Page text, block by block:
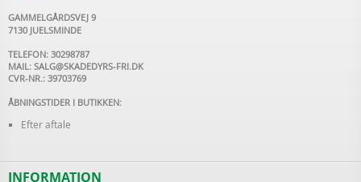
GAMMELGÅRDSVEJ 9
7130 JUELSMINDE
TELEFON: 30298787
MAIL: SALG@SKADEDYRS-FRI.DK
CVR-NR.: 39703769
ÅBNINGSTIDER I BUTIKKEN:
Efter aftale
INFORMATION